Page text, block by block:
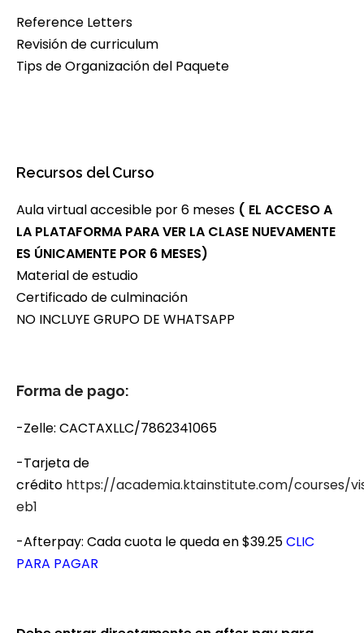
Reference Letters
Revisión de curriculum
Tips de Organización del Paquete
Recursos del Curso
Aula virtual accesible por 6 meses ( EL ACCESO A
LA PLATAFORMA PARA VER LA CLASE NUEVAMENTE
ES ÚNICAMENTE POR 6 MESES)
Material de estudio
Certificado de culminación
NO INCLUYE GRUPO DE WHATSAPP
Forma de pago:
-Zelle: CACTAXLLC/7862341065
-Tarjeta de
crédito https://academia.ktainstitute.com/courses/
eb1
-Afterpay: Cada cuota le queda en $39.25CLIC
PARA PAGAR